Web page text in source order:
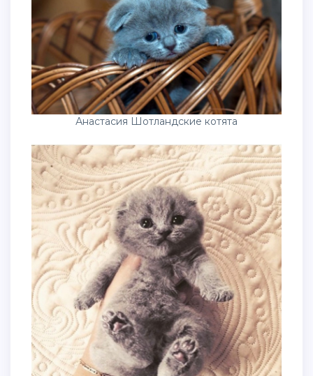
Анастасия Шотландские котята